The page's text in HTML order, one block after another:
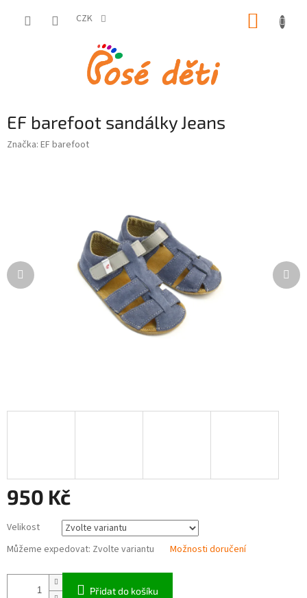
CZK
EF barefoot sandálky Jeans
Značka: EF barefoot
950 Kč
cena:
Velikost
Můžeme expedovat: Zvolte variantu Možnosti doručení
Přidat do košíku